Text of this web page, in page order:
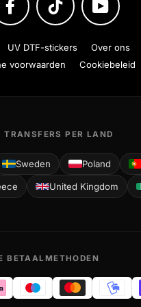
UV DTF-stickers Over ons
voorwaarden Cookiebeleid
TRANSFERS PER LAND
Sweden Poland
United Kingdom
BETAALMETHODEN